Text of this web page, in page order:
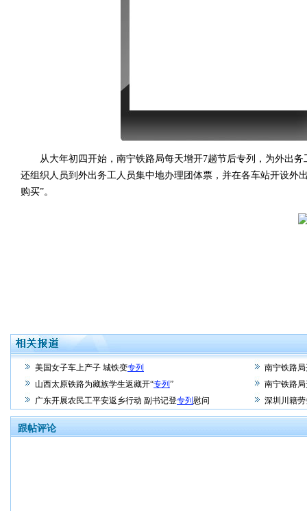
从大年初四开始，南宁铁路局每天增开7趟节后专列，为外出务
还组织人员到外出务工人员集中地办理团体票，并在各车站开设外
购买”。
美国女子车上产子 城铁变专列
南宁铁路
山西太原铁路为藏族学生返藏开“专列 ”
南宁铁路
广东开展农民工平安返乡行动 副书记登专列 慰问 深圳川籍
跟帖评论